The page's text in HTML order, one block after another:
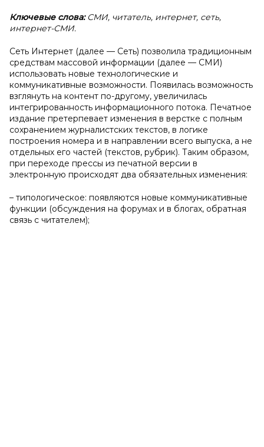
Ключевые слова:СМИ, читатель, интернет, сеть,
интернет-СМИ.
Сеть Интернет (далее — Сеть) позволила традиционным
средствам массовой информации (далее — СМИ)
использовать новые технологические и
коммуникативные возможности. Появилась возможность
взглянуть на контент по-другому, увеличилась
интегрированность информационного потока. Печатное
издание претерпевает изменения в верстке с полным
сохранением журналистских текстов, в логике
построения номера и в направлении всего выпуска, а не
отдельных его частей (текстов, рубрик). Таким образом,
при переходе прессы из печатной версии в
электронную происходят два обязательных изменения:
– типологическое: появляются новые коммуникативные
функции (обсуждения на форумах и в блогах, обратная
связь с читателем);